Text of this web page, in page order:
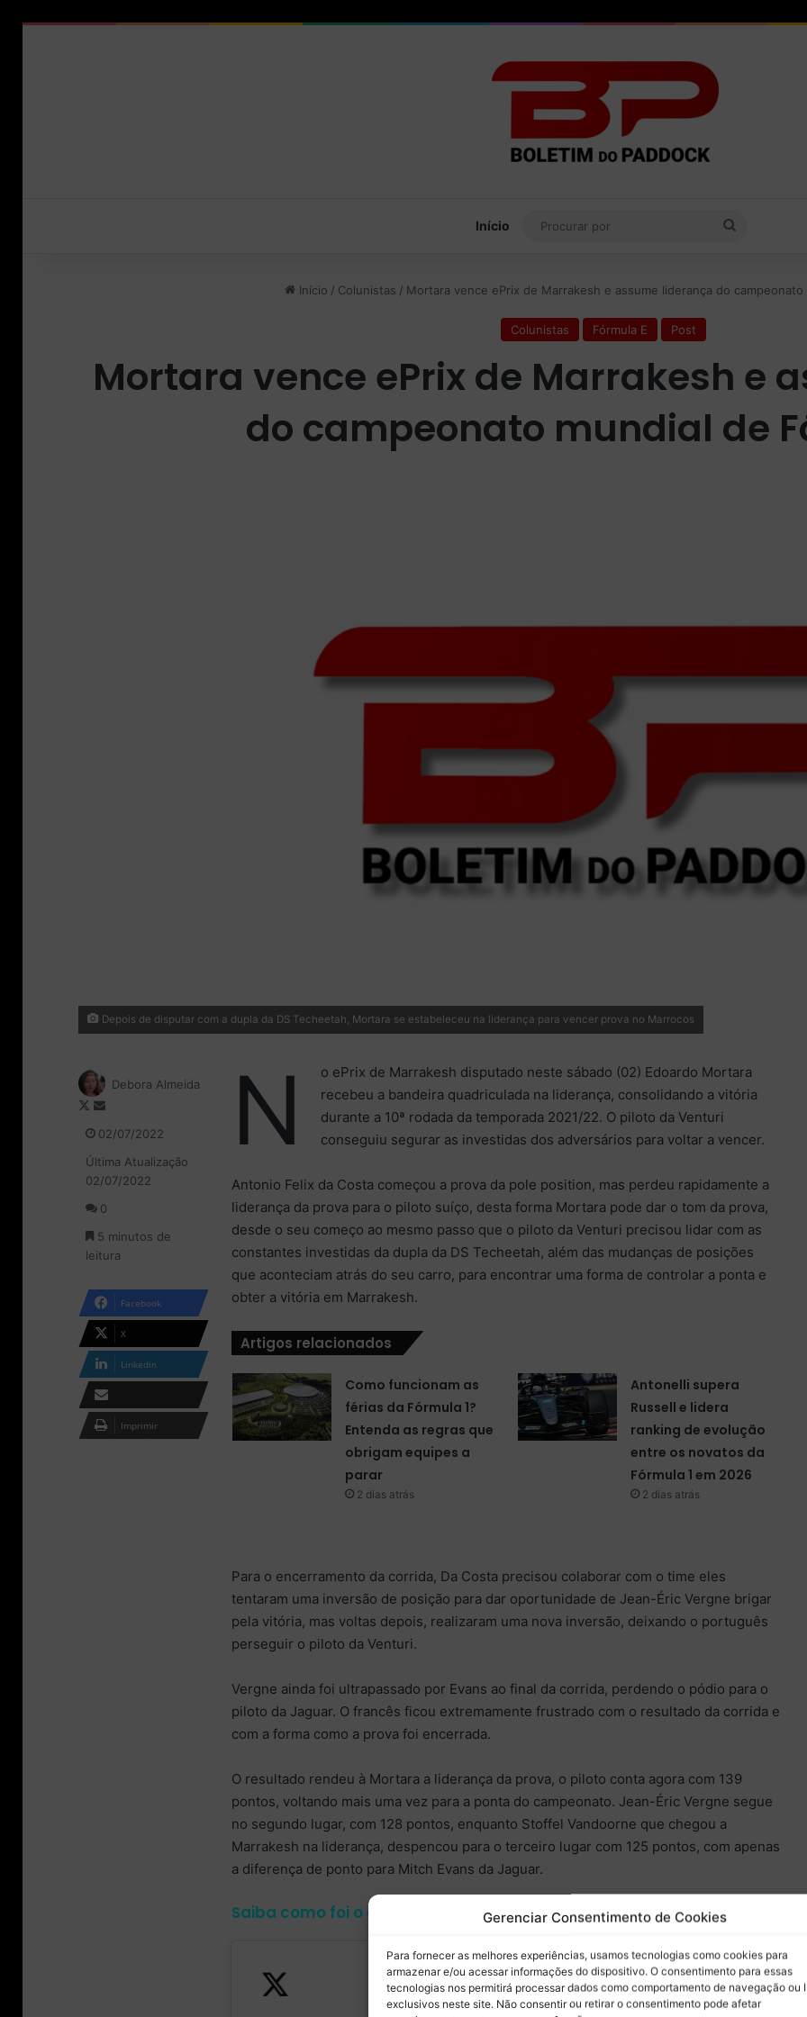
Gerenciar Consentimento de Cookies
Para fornecer as melhores experiências, usamos tecnologias como cookies para
armazenar e/ou acessar informações do dispositivo. O consentimento para essas
tecnologias nos permitirá processar dados como comportamento de navegação ou
exclusivos neste site. Não consentir ou retirar o consentimento pode afetar
Início
Início / Colunistas / Mortara vence ePrix de Marrakesh e assume liderança do campeonato
Colunistas Fórmula E Post
Mortara vence ePrix de Marrakesh e
do campeonato mundial de
Depois de disputar com a dupla da DS Techeetah, Mortara se estabeleceu na liderança para vencer prova no Marrocos
N
o ePrix de Marrakesh disputado neste sábado (02) Edoardo Mortara
recebeu a bandeira quadriculada na liderança, consolidando a vitória
durante a 10ª rodada da temporada 2021/22. O piloto da Venturi
conseguiu segurar as investidas dos adversários para voltar a vencer.
Antonio Felix da Costa começou a prova da pole position, mas perdeu rapidamente a
liderança da prova para o piloto suíço, desta forma Mortara pode dar o tom da prova,
desde o seu começo ao mesmo passo que o piloto da Venturi precisou lidar com as
constantes investidas da dupla da DS Techeetah, além das mudanças de posições
que aconteciam atrás do seu carro, para encontrar uma forma de controlar a ponta e
obter a vitória em Marrakesh.
Artigos relacionados
Como funcionam as
férias da Fórmula 1?
Entenda as regras que
obrigam equipes a
parar
2 dias atrás
Antonelli supera
Russell e lidera
ranking de evolução
entre os novatos da
Fórmula 1 em 2026
2 dias atrás
Para o encerramento da corrida, Da Costa precisou colaborar com o time eles
tentaram uma inversão de posição para dar oportunidade de Jean-Éric Vergne brigar
pela vitória, mas voltas depois, realizaram uma nova inversão, deixando o português
perseguir o piloto da Venturi.
Vergne ainda foi ultrapassado por Evans ao final da corrida, perdendo o pódio para o
piloto da Jaguar. O francês ficou extremamente frustrado com o resultado da corrida e
com a forma como a prova foi encerrada.
O resultado rendeu à Mortara a liderança da prova, o piloto conta agora com 139
pontos, voltando mais uma vez para a ponta do campeonato. Jean-Éric Vergne segue
no segundo lugar, com 128 pontos, enquanto Stoffel Vandoorne que chegou a
Marrakesh na liderança, despencou para o terceiro lugar com 125 pontos, com apenas
a diferença de ponto para Mitch Evans da Jaguar.
Saiba como foi o ePrix de Marrakesh
Debora Almeida
F
l
o
n
X
d
e
e
-
i
l
02/07/2022
Última Atualização
02/07/2022
0
5 minutos de
leitura
Facebook
X
Linkedin
Compartilhar via e-
mail
Imprimir